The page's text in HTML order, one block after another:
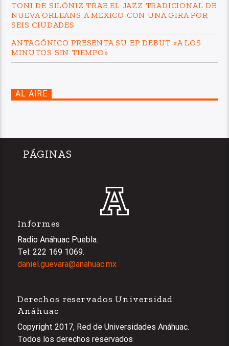
TONI DE SILÓNIZ TRAE EL JAZZ TRADICIONAL DE
NUEVA ORLEANS A MÉXICO CON UNA GIRA POR
SEIS CIUDADES
ANTAGÓNICO PRESENTA SU EP DEBUT «A LOS
MINUTOS SIN TIEMPO»
AL AIRE
PÁGINAS
Informes
Radio Anáhuac Puebla.
Tel: 222 169 1069.
daniel.guevara@anahuac.mx
Derechos reservados Universidad
Anáhuac
Copyright 2017, Red de Universidades Anáhuac.
Todos los derechos reservados